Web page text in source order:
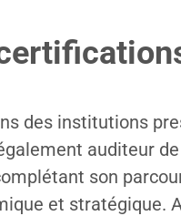
des institutions
auditeur de
son
et stratégique.